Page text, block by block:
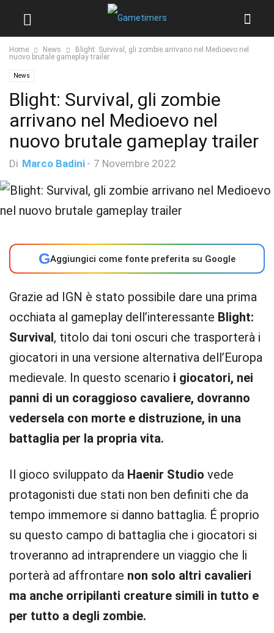
Home News
Blight: Survival, gli zombie arrivano nel Medioevo nel
nuovo brutale gameplay trailer
News
Blight: Survival, gli zombie
arrivano nel Medioevo nel
nuovo brutale gameplay trailer
Di Marco Badini - 7 Novembre 2022
GAggiungici come fonte preferita su Google
Grazie ad IGN è stato possibile dare una prima
occhiata al gameplay dell’interessante Blight:
Survival, titolo dai toni oscuri che trasporterà i
giocatori in una versione alternativa dell’Europa
medievale. In questo scenario i giocatori, nei
panni di un coraggioso cavaliere, dovranno
vedersela con morte e distruzione, in una
battaglia per la propria vita.
Il gioco sviluppato da Haenir Studio vede
protagonisti due stati non ben definiti che da
tempo immemore si danno battaglia. É proprio
su questo campo di battaglia che i giocatori si
troveranno ad intraprendere un viaggio che li
porterà ad affrontare non solo altri cavalieri
ma anche orripilanti creature simili in tutto e
per tutto a degli zombie.